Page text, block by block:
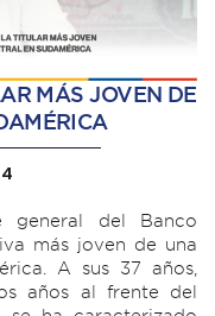
MÁS JOVEN DE
general del Banco
más joven de una
A sus 37 años,
años al frente del